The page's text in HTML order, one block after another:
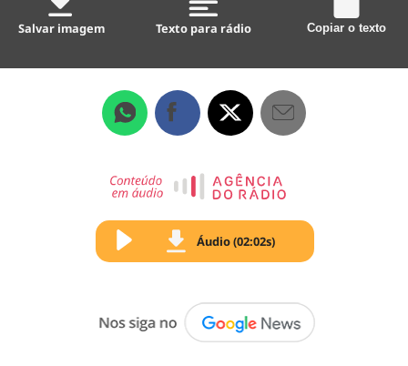
Salvar imagem Texto para rádio Copiar o texto
Áudio (02:02s)